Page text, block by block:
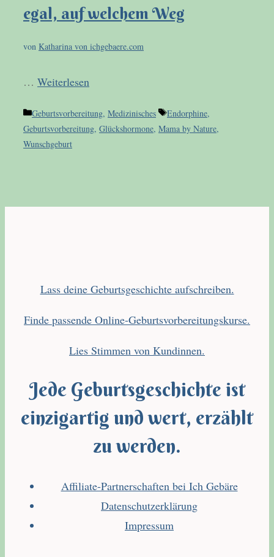
egal, auf welchem Weg
von Katharina von ichgebaere.com
… Weiterlesen
Kategorien
Geburtsvorbereitung, Medizinisches Schlagwörter
Endorphine,
Geburtsvorbereitung, Glückshormone, Mama by Nature,
Wunschgeburt
Lass deine Geburtsgeschichte aufschreiben.
Finde passende Online-Geburtsvorbereitungskurse.
Lies Stimmen von Kundinnen.
Jede Geburtsgeschichte ist
einzigartig und wert, erzählt
zu werden.
Affiliate-Partnerschaften bei Ich Gebäre
Datenschutzerklärung
Impressum